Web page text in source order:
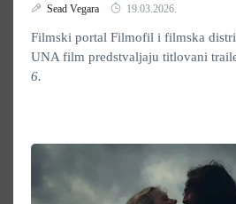
Sead Vegara 19.03.2026.
Filmski portal Filmofil i filmska
UNA film predstvaljaju titlovani
6.